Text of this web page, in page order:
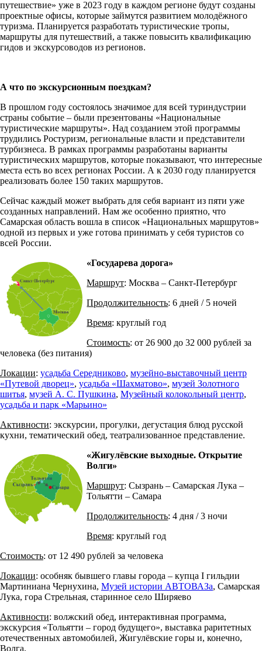
путешествие» уже в 2023 году в каждом регионе будут созданы
проектные офисы, которые займутся развитием молодёжного
туризма. Планируется разработать туристические тропы,
маршруты для путешествий, а также повысить квалификацию
гидов и экскурсоводов из регионов.
А что по экскурсионным поездкам?
В прошлом году состоялось значимое для всей туриндустрии
страны событие – были презентованы «Национальные
туристические маршруты». Над созданием этой программы
трудились Ростуризм, региональные власти и представители
турбизнеса. В рамках программы разработаны варианты
туристических маршрутов, которые показывают, что интересные
места есть во всех регионах России. А к 2030 году планируется
реализовать более 150 таких маршрутов.
Сейчас каждый может выбрать для себя вариант из пяти уже
созданных направлений. Нам же особенно приятно, что
Самарская область вошла в список «Национальных маршрутов»
одной из первых и уже готова принимать у себя туристов со
всей России.
«Государева дорога»
Маршрут: Москва – Санкт-Петербург
Продолжительность: 6 дней / 5 ночей
Время: круглый год
Стоимость: от 26 900 до 32 000 рублей за
человека (без питания)
Локации: усадьба Середниково, музейно-выставочный центр
«Путевой дворец», усадьба «Шахматово», музей Золотного
шитья, музей А. С. Пушкина, Музейный колокольный центр,
усадьба и парк «Марьино»
Активности: экскурсии, прогулки, дегустация блюд русской
кухни, тематический обед, театрализованное представление.
«Жигулёвские выходные. Открытие
Волги»
Маршрут: Сызрань – Самарская Лука –
Тольятти – Самара
Продолжительность: 4 дня / 3 ночи
Время: круглый год
Стоимость: от 12 490 рублей за человека
Локации: особняк бывшего главы города – купца I гильдии
Мартиниана Чернухина, Музей истории АВТОВАЗа, Самарская
Лука, гора Стрельная, старинное село Ширяево
Активности: волжский обед, интерактивная программа,
экскурсия «Тольятти – город будущего», выставка раритетных
отечественных автомобилей, Жигулёвские горы и, конечно,
Волга.